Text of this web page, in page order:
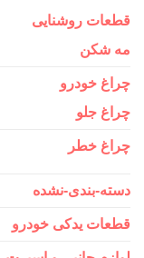
قطعات روشنایی
مه شکن
چراغ خودرو
چراغ جلو
چراغ خطر
دسته-بندی-نشده
قطعات یدکی خودرو